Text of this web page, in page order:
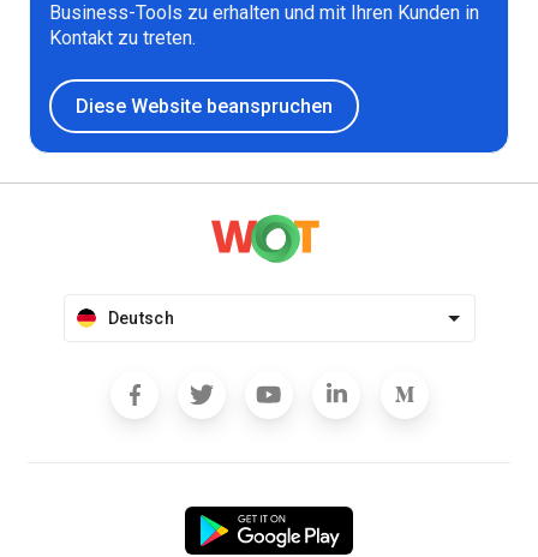
Business-Tools zu erhalten und mit Ihren Kunden in
Kontakt zu treten.
Diese Website beanspruchen
Deutsch